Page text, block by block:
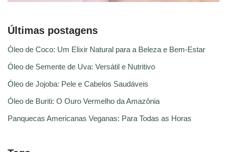
Últimas postagens
Óleo de Coco: Um Elixir Natural para a Beleza e Bem-Estar
Óleo de Semente de Uva: Versátil e Nutritivo
Óleo de Jojoba: Pele e Cabelos Saudáveis
Óleo de Buriti: O Ouro Vermelho da Amazônia
Panquecas Americanas Veganas: Para Todas as Horas